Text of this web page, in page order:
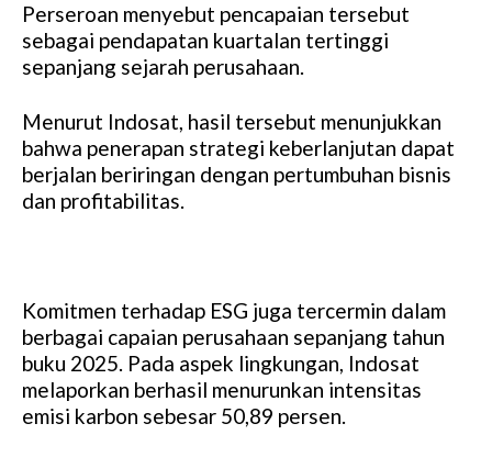
Perseroan menyebut pencapaian tersebut
sebagai pendapatan kuartalan tertinggi
sepanjang sejarah perusahaan.
Menurut Indosat, hasil tersebut menunjukkan
bahwa penerapan strategi keberlanjutan dapat
berjalan beriringan dengan pertumbuhan bisnis
dan profitabilitas.
Komitmen terhadap ESG juga tercermin dalam
berbagai capaian perusahaan sepanjang tahun
buku 2025. Pada aspek lingkungan, Indosat
melaporkan berhasil menurunkan intensitas
emisi karbon sebesar 50,89 persen.